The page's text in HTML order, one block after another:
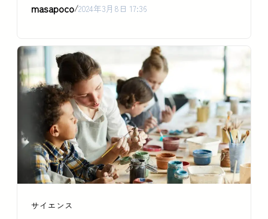
masapoco/2024年3月8日 17:36
サイエンス